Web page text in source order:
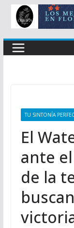
TU SINTONÍA
El
ante
de la